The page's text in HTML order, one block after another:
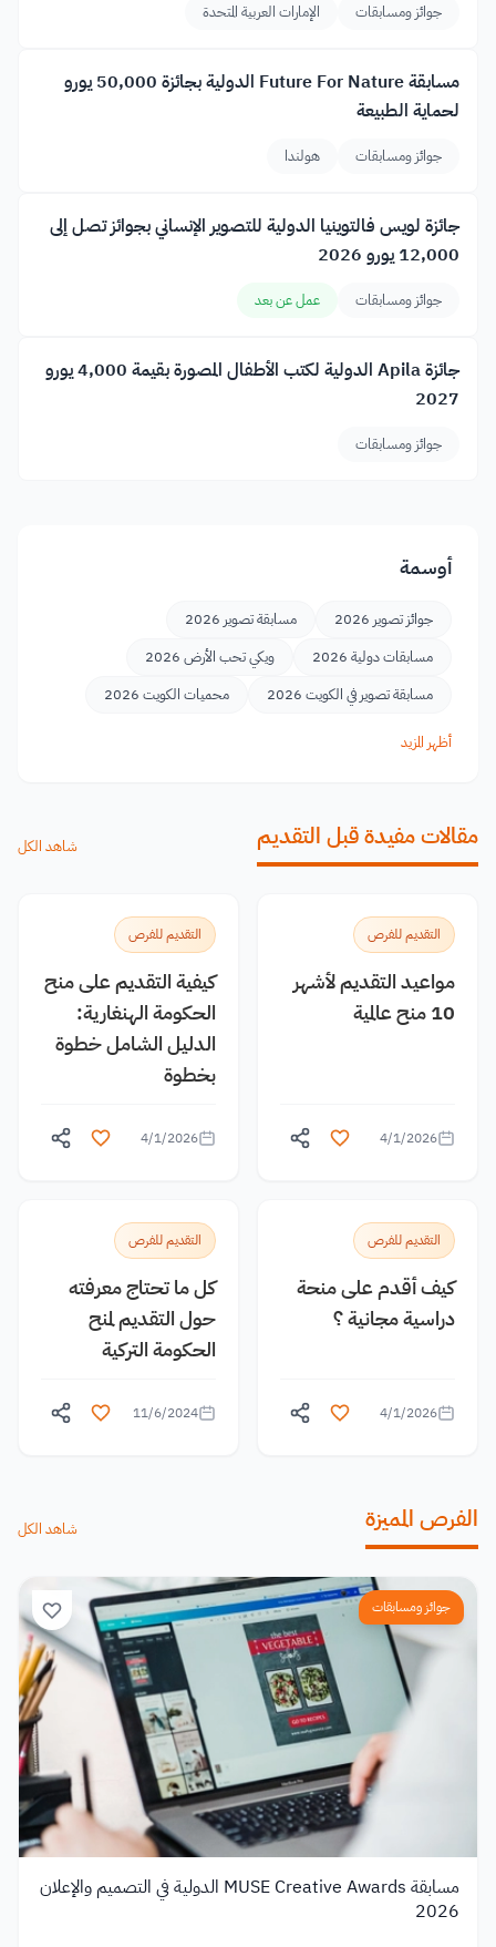
جوائز ومسابقات الإمارات العربية المتحدة
مسابقة Future For Nature الدولية بجائزة 50,000 يورو
لحماية الطبيعة
جوائز ومسابقات هولندا
جائزة لويس فالتوينيا الدولية للتصوير الإنساني بجوائز تصل إلى
12,000 يورو 2026
جوائز ومسابقات عمل عن بعد
جائزة Apila الدولية لكتب الأطفال المصورة بقيمة 4,000 يورو
2027
جوائز ومسابقات
أوسمة
جوائز تصوير 2026
مسابقة تصوير 2026
مسابقات دولية 2026
ويكي تحب الأرض 2026
مسابقة تصوير في الكويت 2026
محميات الكويت 2026
أظهر المزيد
مقالات مفيدة قبل التقديم شاهد الكل
التقديم للفرص
مواعيد التقديم لأشهر
10 منح عالمية
4/1/2026
التقديم للفرص
كيفية التقديم على منح
الحكومة الهنغارية:
الدليل الشامل خطوة
بخطوة
4/1/2026
التقديم للفرص
كيف أقدم على منحة
دراسية مجانية ؟
4/1/2026
التقديم للفرص
كل ما تحتاج معرفته
حول التقديم لمنح
الحكومة التركية
11/6/2024
الفرص المميزة شاهد الكل
جوائز ومسابقات
مسابقة MUSE Creative Awards الدولية في التصميم والإعلان
2026